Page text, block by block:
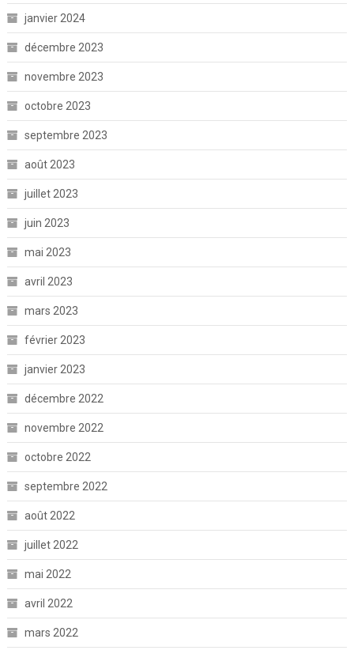
janvier 2024
décembre 2023
novembre 2023
octobre 2023
septembre 2023
août 2023
juillet 2023
juin 2023
mai 2023
avril 2023
mars 2023
février 2023
janvier 2023
décembre 2022
novembre 2022
octobre 2022
septembre 2022
août 2022
juillet 2022
mai 2022
avril 2022
mars 2022